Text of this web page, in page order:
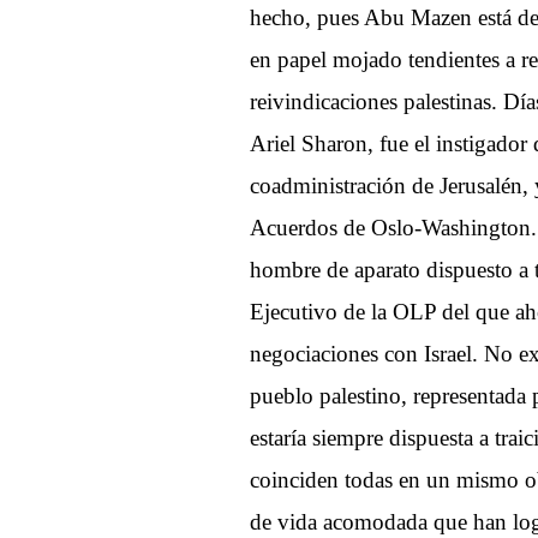
hecho, pues Abu Mazen está
en papel mojado tendientes a
reivindicaciones palestinas.
Ariel Sharon, fue el instigador
coadministración de
Acuerdos de Oslo-
hombre de aparato dispuesto
Ejecutivo de la OLP del que
negociaciones con Israel. No
pueblo palestino,
estaría siempre dispuesta a
coinciden todas en un mismo
de vida acomodada que han